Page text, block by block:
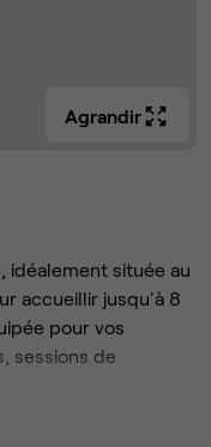
Agrandir
idéalement située au
accueillir jusqu'à 8
pour vos
sessions de